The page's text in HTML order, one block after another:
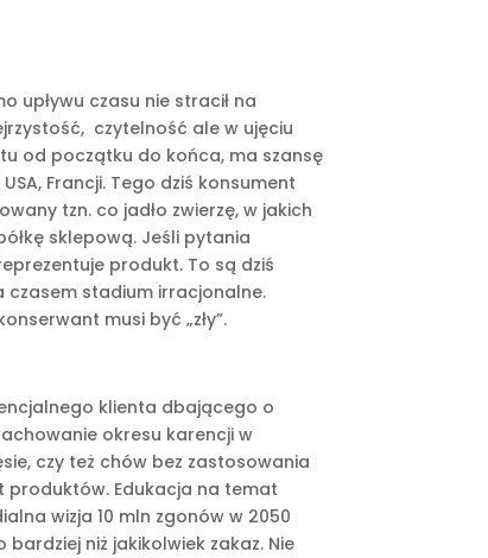
upływu czasu nie stracił na
czytelność ale w ujęciu
od początku do końca, ma szansę
Francji. Tego dziś konsument
tzn. co jadło zwierzę, w jakich
sklepową. Jeśli pytania
produkt. To są dziś
czasem stadium irracjonalne.
musi być „zły”.
klienta dbającego o
okresu karencji w
czy też chów bez zastosowania
produktów. Edukacja na temat
wizja 10 mln zgonów w 2050
niż jakikolwiek zakaz. Nie